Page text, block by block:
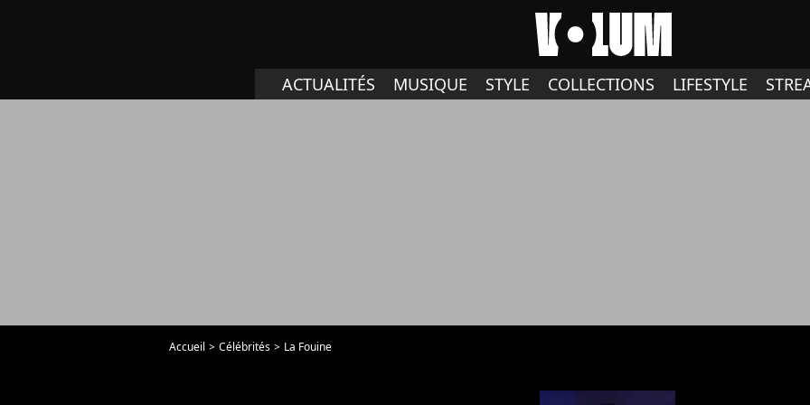
ACTUALITÉS MUSIQUE STYLE COLLECTIONS LIFESTYLE
Accueil Célébrités La Fouine